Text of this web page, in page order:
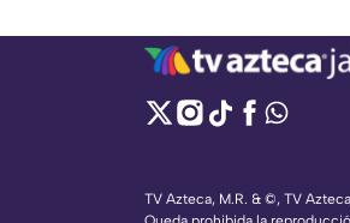
TV Azteca, M.R. & ©, TV